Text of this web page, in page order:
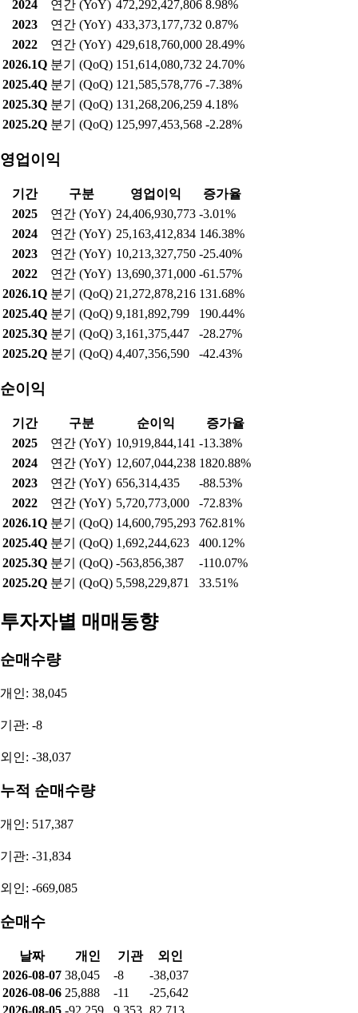
되는 점이 수급 불안 요인으로 작용하고 있다.이에 따라 전날 런
던금속거래소(LME)에서 3개월물 구리는 톤(t)당 1만3천943달러
로 2.7% 상승 마감하며 6거래일 연속 오름세를 이어갔다.(사진=
연합뉴스)
실적현황
2025
연간 (YoY) 507,783,563,654
7.51%
2024
연간 (YoY) 472,292,427,806 8.98%
2023
연간 (YoY) 433,373,177,732 0.87%
2022
연간 (YoY) 429,618,760,000 28.49%
2026.1Q
분기 (QoQ) 151,614,080,732 24.70%
2025.4Q 분기 (QoQ) 121,585,578,776 -7.38%
2025.3Q 분기 (QoQ) 131,268,206,259 4.18%
2025.2Q 분기 (QoQ) 125,997,453,568 -2.28%
2025
연간 (YoY) 24,406,930,773
-3.01%
2024
연간 (YoY) 25,163,412,834 146.38%
2023
연간 (YoY) 10,213,327,750 -25.40%
2022
연간 (YoY) 13,690,371,000
-61.57%
2026.1Q
분기 (QoQ) 21,272,878,216
131.68%
2025.4Q 분기 (QoQ) 9,181,892,799
190.44%
2025.3Q 분기 (QoQ) 3,161,375,447
-28.27%
2025.2Q 분기 (QoQ) 4,407,356,590 -42.43%
2025
연간 (YoY)
2023
연간 (YoY)
2022
2025.4Q 분기 (QoQ)
2025.2Q 분기 (QoQ)
투자자별 매매동향
외인: -38,037
누적 순매수량